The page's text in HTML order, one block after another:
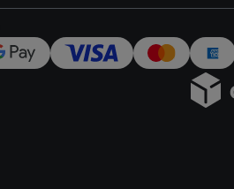
widerrufen - jederzeit auch über
die Lidl-Dienste) widerrufen.
Durch einen Klick auf
„Zustimmen“ stimmen Sie
jederzeit mit Wirkung für die
Unter